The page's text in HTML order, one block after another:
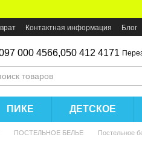
Контактная информация Блог
000 4566,050 412 4171
ПИКЕ ДЕТСКОЕ
ПОСТЕЛЬНОЕ БЕЛЬЕ Постельное